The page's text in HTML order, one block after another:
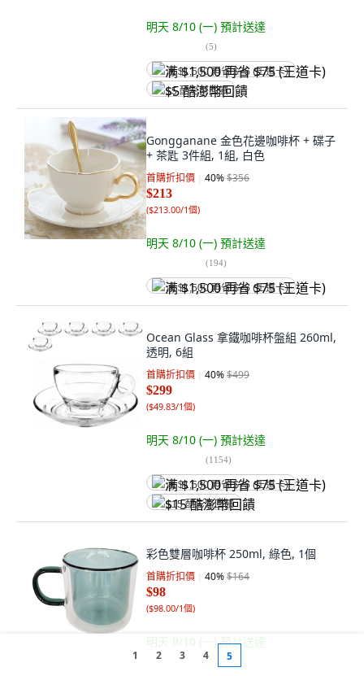
明天 8/10 (一) 預計送達
(5)
满 $1,500 再省 $75 (王道卡)
$5 酷澎幣回饋
Gongganane 金色花邊咖啡杯 + 碟子
+ 茶匙 3件組, 1組, 白色
首購折扣價 40%$356
$213
($213.00/1個)
明天 8/10 (一) 預計送達
(194)
满 $1,500 再省 $75 (王道卡)
Ocean Glass 拿鐵咖啡杯盤組 260ml,
透明, 6組
首購折扣價 40%$499
$299
($49.83/1個)
明天 8/10 (一) 預計送達
(1154)
满 $1,500 再省 $75 (王道卡)
$15 酷澎幣回饋
彩色雙層咖啡杯 250ml, 綠色, 1個
首購折扣價 40%$164
$98
($98.00/1個)
明天 8/10 (一)預計送達
(
1 2 3 4 5